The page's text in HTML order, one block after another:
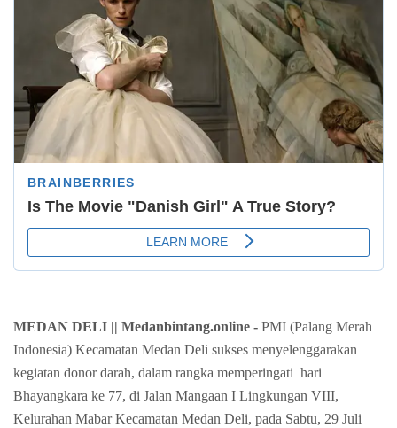
MEDAN DELI || Medanbintang.online - PMI (Palang Merah
Indonesia) Kecamatan Medan Deli sukses menyelenggarakan
kegiatan donor darah, dalam rangka memperingati hari
Bhayangkara ke 77, di Jalan Mangaan I Lingkungan VIII,
Kelurahan Mabar Kecamatan Medan Deli, pada Sabtu, 29 Juli